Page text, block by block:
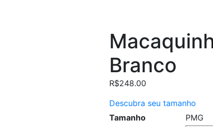
Branco
R$248.00
Descubra seu tamanho
Tamanho
PMG